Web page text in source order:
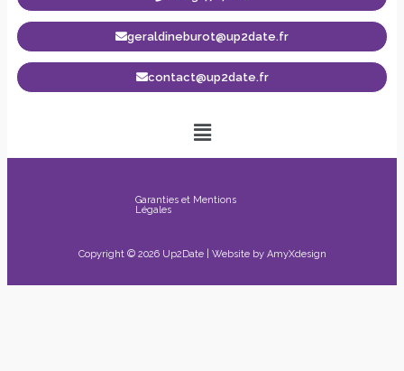
geraldineburot@up2date.fr
contact@up2date.fr
Garanties et Mentions
Légales
Copyright © 2026 Up2Date | Website by AmyXdesign